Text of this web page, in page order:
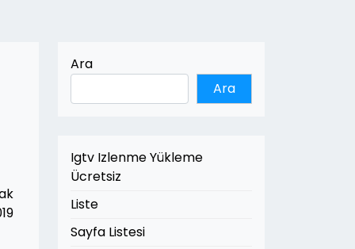
Ara
Ara
Igtv Izlenme Yükleme
Ücretsiz
Liste
Sayfa Listesi